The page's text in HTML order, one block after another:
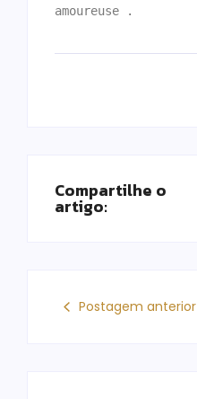
amoureuse .
Compartilhe o
artigo:
Postagem anterior